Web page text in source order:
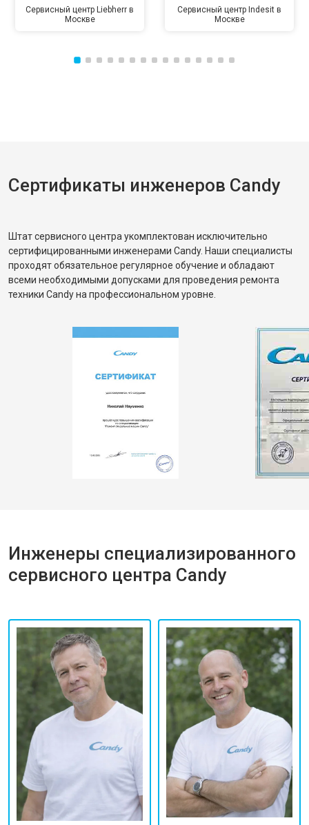
Сервисный центр Liebherr в
Москве
Сервисный центр Indesit в
Москве
Сертификаты инженеров Candy
Штат сервисного центра укомплектован исключительно
сертифицированными инженерами Candy. Наши специалисты
проходят обязательное регулярное обучение и обладают
всеми необходимыми допусками для проведения ремонта
техники Candy на профессиональном уровне.
Инженеры специализированного
сервисного центра Candy